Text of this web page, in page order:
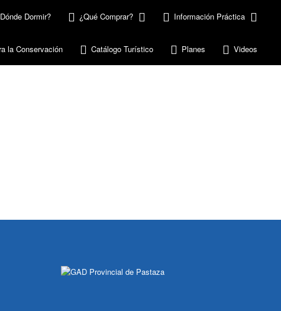
Dormir? ¿Qué Comprar? Información Práctica
la Conservación Catálogo Turístico Planes Videos